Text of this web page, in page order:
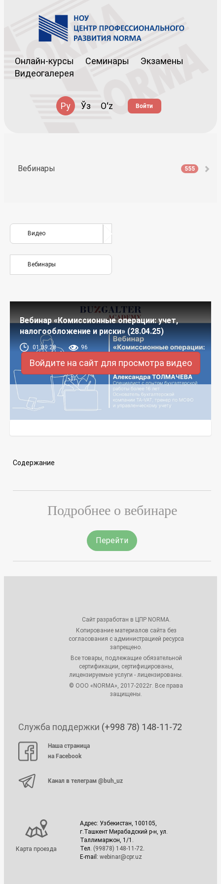
Онлайн-курсы Семинары
Экзамены
Видеогалерея
Ру Ўз Oʻz Войти
Вебинары 555
Видео
Вебинары
Вебинар «Комиссионные операции: учет,
налогообложение и риски» (28.04.25)
01:09:28 96
Войдите на сайт для просмотра видео
Содержание
Подробнее о вебинаре
Перейти
Сайт разработан в ЦПР NORMA.
Копирование материалов сайта без
согласования с администрацией ресурса
запрещено.
Все товары, подлежащие обязательной
сертификации, сертифицированы,
лицензируемые услуги - лицензированы.
© ООО «NORMA», 2017-2022г. Все права
защищены.
Служба поддержки (+998 78) 148-11-72
Наша страница
на Facebook
Канал в телеграм @buh_uz
Карта проезда
Адрес: Узбекистан, 100105,
г.Ташкент Мирабадский р-н, ул.
Таллимаржон, 1/1.
Тел. (99878) 148-11-72
E-mail: webinar@cpr.uz